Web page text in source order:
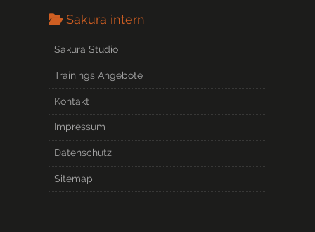
Sakura intern
Sakura Studio
Trainings Angebote
Kontakt
Impressum
Datenschutz
Sitemap